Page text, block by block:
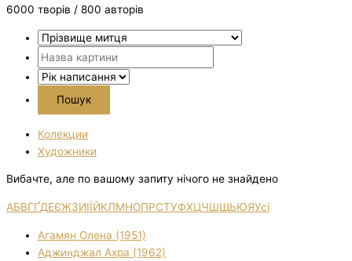
6000 творiв / 800 авторів
Колекции
Художники
Вибачте, але по вашому запиту нічого не знайдено
АБВГҐДЕЄЖЗИІЇЙКЛМНОПРСТУФХЦЧШЩЬЮЯУсі
Агамян Олена (1951)
Аджинджал Ахра (1962)